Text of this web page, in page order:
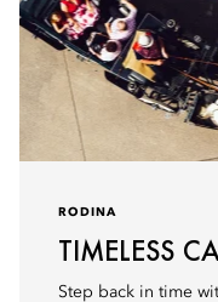
RODINA
TIMELESS
Step back in time